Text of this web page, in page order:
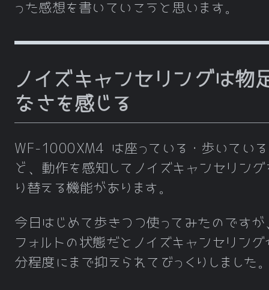
った感想を書いていこうと思います。
ノイズキャンセリングは物
なさを感じる
WF-1000XM4 は座っている・歩いてい
ど、動作を感知してノイズキャンセリング
り替える機能があります。
今日はじめて歩きつつ使ってみたのですが
フォルトの状態だとノイズキャンセリング
分程度にまで抑えられてびっくりしました